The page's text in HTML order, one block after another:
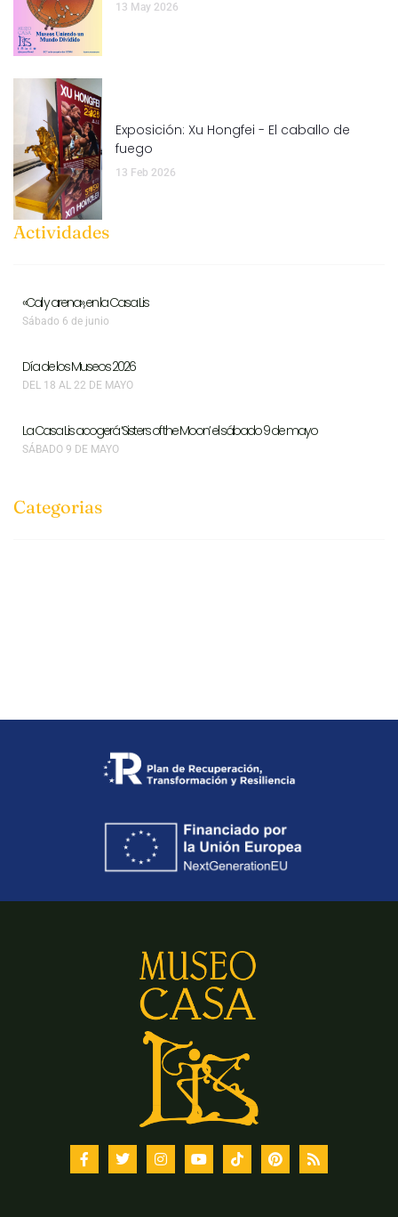
13 May 2026
Exposición: Xu Hongfei - El caballo de
fuego
13 Feb 2026
Actividades
«Cal y arena», en la Casa Lis
Sábado 6 de junio
Día de los Museos 2026
DEL 18 AL 22 DE MAYO
La Casa Lis acogerá ‘Sisters of the Moon’ el sábado 9 de mayo
SÁBADO 9 DE MAYO
Categorias